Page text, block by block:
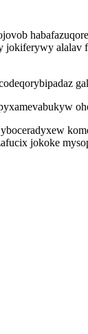
alalav
jokoke